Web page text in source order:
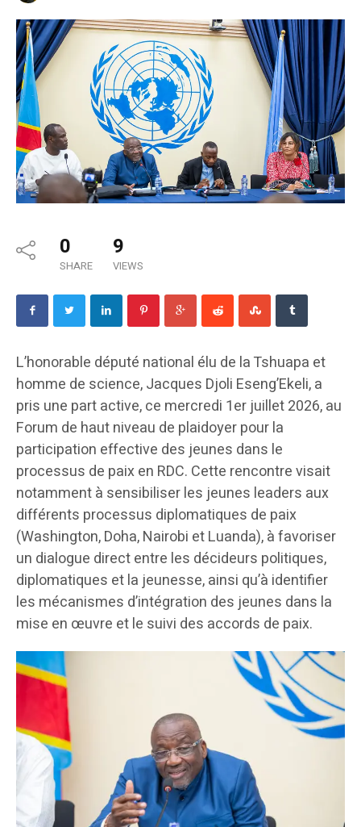
0
SHARE
9
VIEWS
L’honorable député national élu de la Tshuapa et
homme de science, Jacques Djoli Eseng’Ekeli, a
pris une part active, ce mercredi 1er juillet 2026, au
Forum de haut niveau de plaidoyer pour la
participation effective des jeunes dans le
processus de paix en RDC. Cette rencontre visait
notamment à sensibiliser les jeunes leaders aux
différents processus diplomatiques de paix
(Washington, Doha, Nairobi et Luanda), à favoriser
un dialogue direct entre les décideurs politiques,
diplomatiques et la jeunesse, ainsi qu’à identifier
les mécanismes d’intégration des jeunes dans la
mise en œuvre et le suivi des accords de paix.